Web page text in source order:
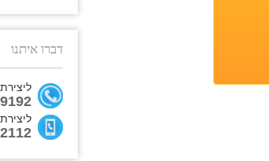
דברו איתנו